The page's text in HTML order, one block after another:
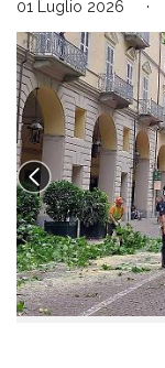
01 Luglio 2026